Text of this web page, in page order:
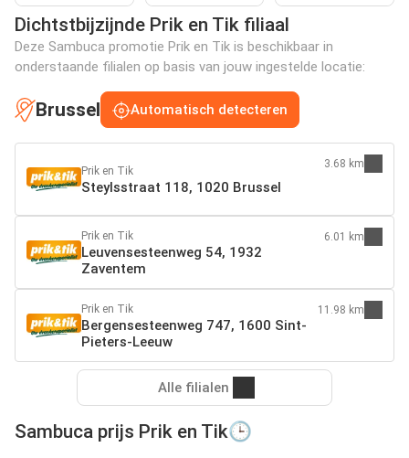
Dichtstbijzijnde Prik en Tik filiaal
Deze Sambuca promotie Prik en Tik is beschikbaar in
onderstaande filialen op basis van jouw ingestelde locatie:
Brussel Automatisch detecteren
Prik en Tik
Steylsstraat 118, 1020 Brussel
3.68 km
Prik en Tik
Leuvensesteenweg 54, 1932
Zaventem
6.01 km
Prik en Tik
Bergensesteenweg 747, 1600 Sint-
Pieters-Leeuw
11.98 km
Alle filialen
Sambuca prijs Prik en Tik🕒